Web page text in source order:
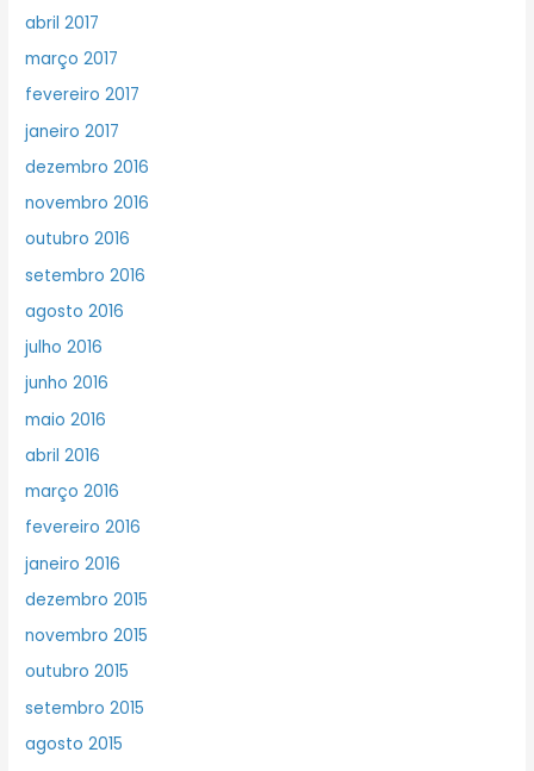
abril 2017
março 2017
fevereiro 2017
janeiro 2017
dezembro 2016
novembro 2016
outubro 2016
setembro 2016
agosto 2016
julho 2016
junho 2016
maio 2016
abril 2016
março 2016
fevereiro 2016
janeiro 2016
dezembro 2015
novembro 2015
outubro 2015
setembro 2015
agosto 2015